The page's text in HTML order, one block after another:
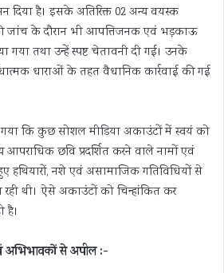
दिया है। इसके अतिरिक्त 02 अन्य वयस्क
जांच के दौरान भी आपत्तिजनक एवं भड़काऊ
गया तथा उन्हें स्पष्ट चेतावनी दी गई। उनके
धाराओं के तहत वैधानिक कार्रवाई की गई
कि कुछ सोशल मीडिया अकाउंटों में स्वयं को
आपराधिक छवि प्रदर्शित करने वाले नामों एवं
हथियारों, नशे एवं असामाजिक गतिविधियों से
रही थी। ऐसे अकाउंटों को चिन्हांकित कर
है।
अभिभावकों से अपील :-